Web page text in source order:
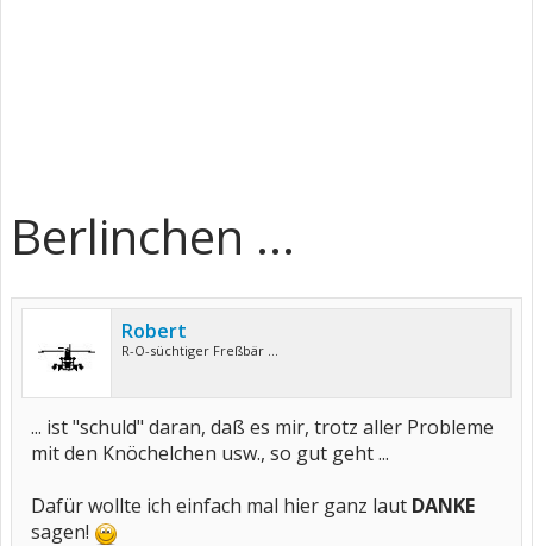
Berlinchen ...
Robert
R-O-süchtiger Freßbär ...
... ist "schuld" daran, daß es mir, trotz aller Probleme
mit den Knöchelchen usw., so gut geht ...
Dafür wollte ich einfach mal hier ganz laut DANKE
sagen!